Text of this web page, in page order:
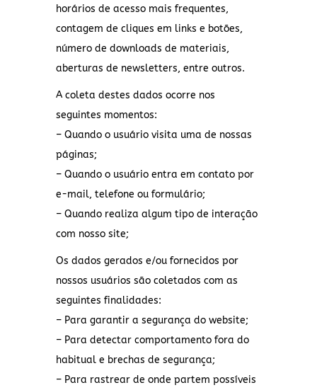
horários de acesso mais frequentes,
contagem de cliques em links e botões,
número de downloads de materiais,
aberturas de newsletters, entre outros.
A coleta destes dados ocorre nos
seguintes momentos:
– Quando o usuário visita uma de nossas
páginas;
– Quando o usuário entra em contato por
e-mail, telefone ou formulário;
– Quando realiza algum tipo de interação
com nosso site;
Os dados gerados e/ou fornecidos por
nossos usuários são coletados com as
seguintes finalidades:
– Para garantir a segurança do website;
– Para detectar comportamento fora do
habitual e brechas de segurança;
– Para rastrear de onde partem possíveis